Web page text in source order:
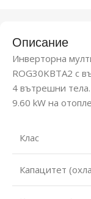
Описание
Инверторна
ROG30KBTA2 с
4 вътрешни
9.60 kW на
Клас
Капацитет